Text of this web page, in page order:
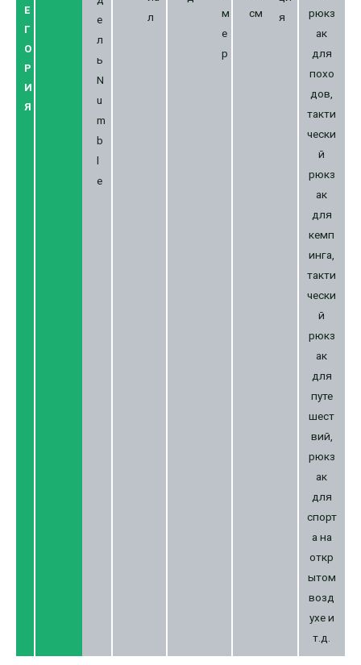
Е
Г
О
Р
И
Я
е
л
ь
N
u
m
b
l
e
л
м
е
р
см
я
рюкз
ак
для
похо
дов,
такти
чески
й
рюкз
ак
для
кемп
инга,
такти
чески
й
рюкз
ак
для
путе
шест
вий,
рюкз
ак
для
спорт
а на
откр
ытом
возд
ухе и
т.д.